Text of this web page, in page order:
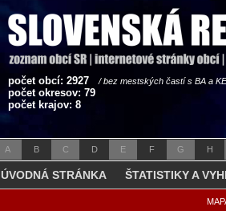
počet obcí: 2927 / bez mestských častí s BA a
počet okresov: 79
počet krajov: 8
A B C D E F G H
ÚVODNÁ STRÁNKA ŠTATISTIKY A